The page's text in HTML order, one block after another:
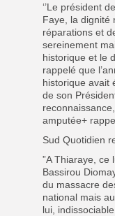
‘’Le président
Faye, la dignité
réparations et
sereinement
historique et le
rappelé que
historique avait
de son
amputée+
Sud Quotidien
”A Thiaraye, ce
Bassirou
du massacre
national mais
lui,